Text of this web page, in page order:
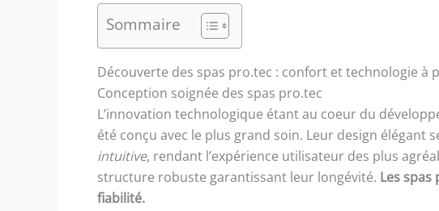
Sommaire
Découverte des spas pro.tec : confort et technologie à
Conception soignée des spas pro.tec
L’innovation technologique étant au coeur du
été conçu avec le plus grand soin. Leur design élégant
intuitive, rendant l’expérience utilisateur des plus
structure robuste garantissant leur longévité. Les
fiabilité.